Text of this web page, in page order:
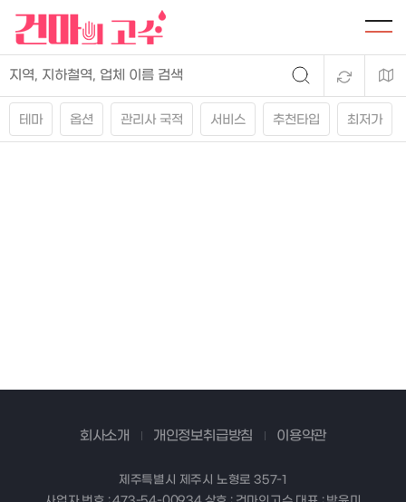
테마 옵션 관리사 국적 서비스 추천타입 최저가
회사소개 개인정보취급방침 이용약관
제주특별시 제주시 노형로 357-1